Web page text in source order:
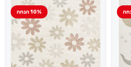
10% הנחה